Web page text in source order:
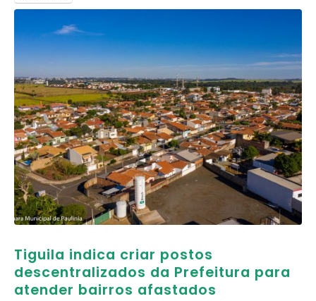
Tiguila indica criar postos
descentralizados da Prefeitura para
atender bairros afastados